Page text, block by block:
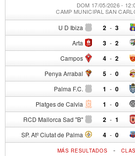
DOM 17/05/2026 -
CAMP MUNICIPAL SAN
U D Ibiza 2 - 3
Arta 3 - 2
Campos 4 - 2
Penya Arrabal 5 - 0
Palma F.C. 1 - 0
Platges de Calvia 1 - 0
RCD Mallorca Sad "B" 2 - 1
SP. Atº Ciutat de Palma 4 - 0
MÁS RESULTADOS -